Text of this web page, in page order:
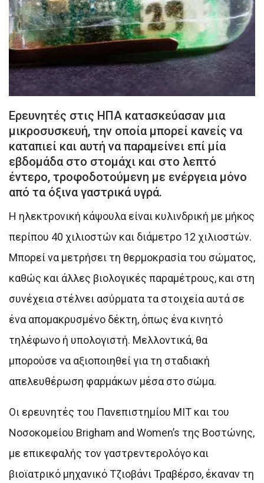
Ερευνητές στις ΗΠΑ κατασκεύασαν μια
μικροσυσκευή, την οποία μπορεί κανείς να
καταπιεί και αυτή να παραμείνει επί μία
εβδομάδα στο στομάχι και στο λεπτό
έντερο, τροφοδοτούμενη με ενέργεια μόνο
από τα όξινα γαστρικά υγρά.
Η ηλεκτρονική κάψουλα είναι κυλινδρική με μήκος
περίπου 40 χιλιοστών και διάμετρο 12 χιλιοστών.
Μπορεί να μετρήσει τη θερμοκρασία του σώματος,
καθώς και άλλες βιολογικές παραμέτρους, και στη
συνέχεια στέλνει ασύρματα τα στοιχεία αυτά σε
ένα απομακρυσμένο δέκτη, όπως ένα κινητό
τηλέφωνο ή υπολογιστή. Μελλοντικά, θα
μπορούσε να αξιοποιηθεί για τη σταδιακή
απελευθέρωση φαρμάκων μέσα στο σώμα.
Οι ερευνητές του Πανεπιστημίου ΜΙΤ και του
Νοσοκομείου Brigham and Women’s της Βοστώνης,
με επικεφαλής τον γαστρεντερολόγο και
βιοϊατρικό μηχανικό Τζιοβάνι Τραβέρσο, έκαναν τη